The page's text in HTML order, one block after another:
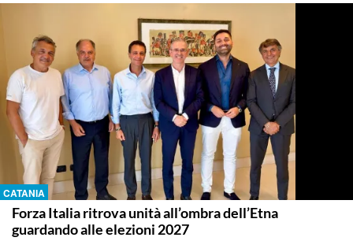
CATANIA
Forza Italia ritrova unità all’ombra dell’Etna
guardando alle elezioni 2027